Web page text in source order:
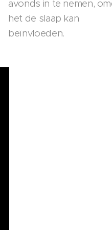
avonds in te nemen,
het de slaap kan
beïnvloeden.